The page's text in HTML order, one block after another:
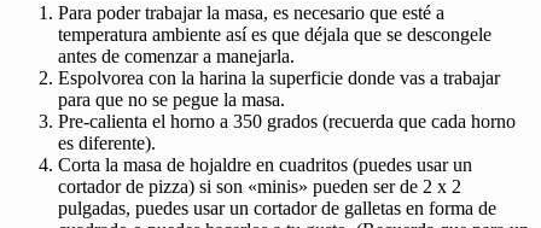
Para poder trabajar la masa, es necesario que esté a
temperatura ambiente así es que déjala que se descongele
antes de comenzar a manejarla.
Espolvorea con la harina la superficie donde vas a trabajar
para que no se pegue la masa.
Pre-calienta el horno a 350 grados (recuerda que cada horno
es diferente).
Corta la masa de hojaldre en cuadritos (puedes usar un
cortador de pizza) si son «minis» pueden ser de 2 x 2
pulgadas, puedes usar un cortador de galletas en forma de